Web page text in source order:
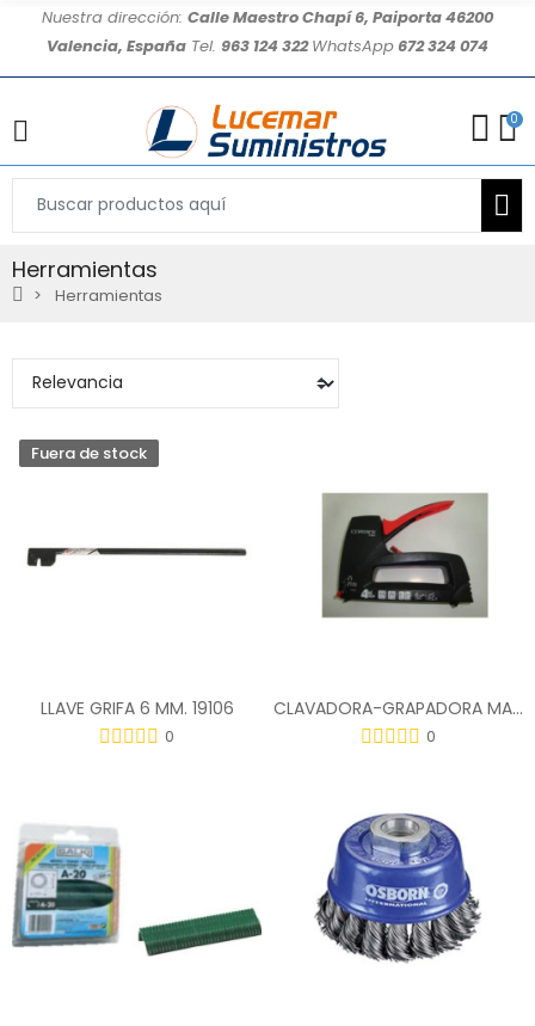
Nuestra dirección: Calle Maestro Chapí 6, Paiporta 46200
Valencia, España Tel. 963 124 322WhatsApp 672 324 074
0
Herramientas
Herramientas
Fuera de stock
LLAVE GRIFA 6 MM. 19106
0
CLAVADORA-GRAPADORA MANUAL CLAVEX P-4X1
0